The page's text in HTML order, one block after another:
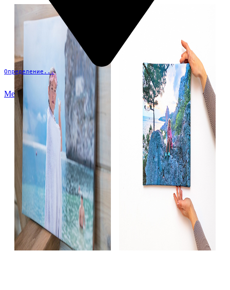
Определение...
Меню